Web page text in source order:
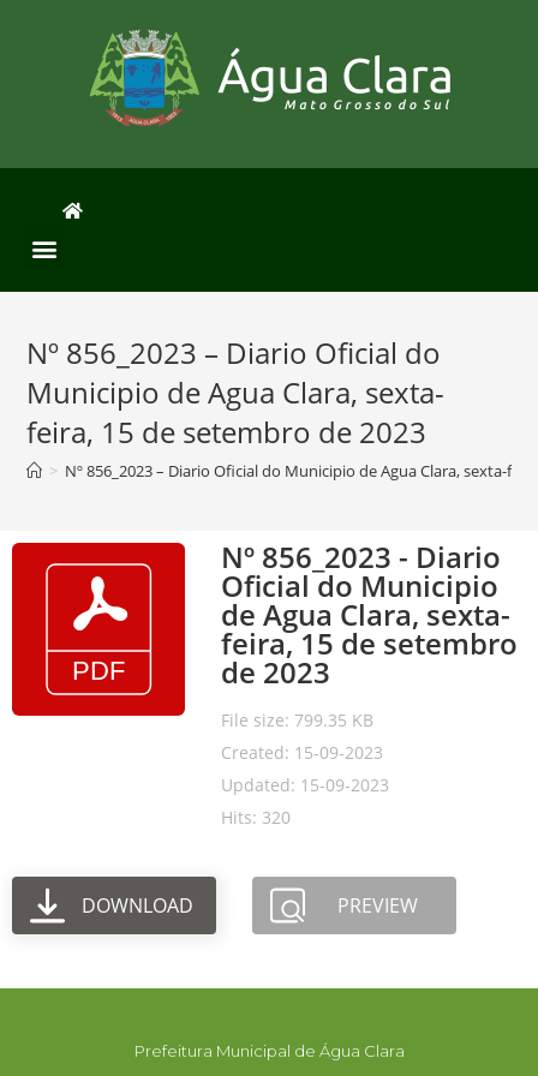
Nº 856_2023 – Diario Oficial do
Municipio de Agua Clara, sexta-
feira, 15 de setembro de 2023
> Nº 856_2023 – Diario Oficial do Municipio de Agua Clara, sexta-
Nº 856_2023 - Diario
Oficial do Municipio
de Agua Clara, sexta-
feira, 15 de setembro
de 2023
File size: 799.35 KB
Created: 15-09-2023
Updated: 15-09-2023
Hits: 320
DOWNLOAD PREVIEW
Prefeitura Municipal de Água Clara